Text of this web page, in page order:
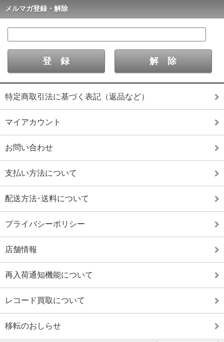
メルマガ登録・解除
特定商取引法に基づく表記（返品など）
マイアカウント
お問い合わせ
支払い方法について
配送方法･送料について
プライバシーポリシー
店舗情報
再入荷通知機能について
レコード買取について
移転のおしらせ